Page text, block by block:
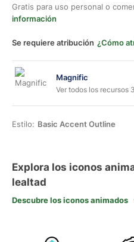
Gratis para uso personal o
información
Se requiere atribución ¿Cómo
Magnific
Ver todos los recursos
Estilo: Basic Accent Outline
Explora los iconos
lealtad
Descubre los iconos animados